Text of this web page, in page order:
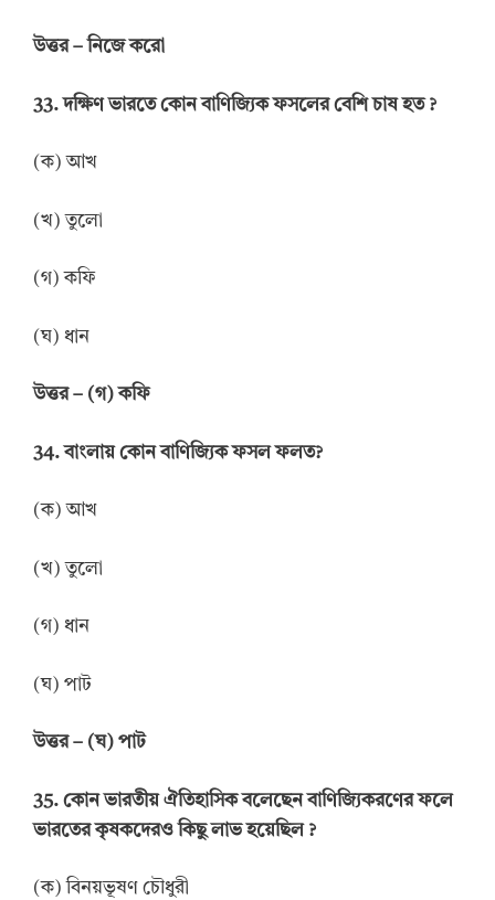
উত্তর–নিজে করো
33.দক্ষিণ ভারতে কোন বাণিজ্যিক ফসলের বেশি চাষ হত ?
(ক) আখ
(খ) তুলো
(গ) কফি
(ঘ) ধান
উত্তর– (গ) কফি
34.বাংলায় কোন বাণিজ্যিক ফসল ফলত?
(ক) আখ
(খ) তুলো
(গ) ধান
(ঘ) পাট
উত্তর– (ঘ) পাট
35. কোন ভারতীয় ঐতিহাসিক বলেছেন বাণিজ্যিকরণের ফলে
ভারতের কৃষকদেরও কিছু লাভ হয়েছিল ?
(ক) বিনয়ভূষণ চৌধুরী